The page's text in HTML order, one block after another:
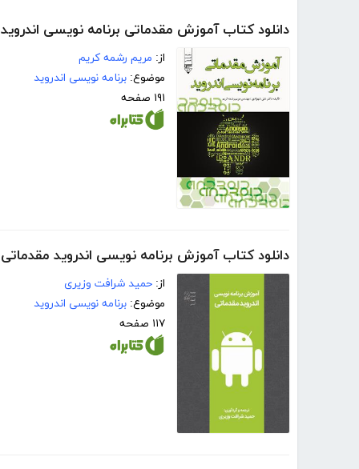
دانلود کتاب آموزش مقدماتی برنامه نویسی اندروید
از: مریم رشمه کریم
موضوع: برنامه نویسی اندروید
۱۹۱ صفحه
دانلود کتاب آموزش برنامه نویسی اندروید مقدماتی
از: حمید شرافت وزیری
موضوع: برنامه نویسی اندروید
۱۱۷ صفحه